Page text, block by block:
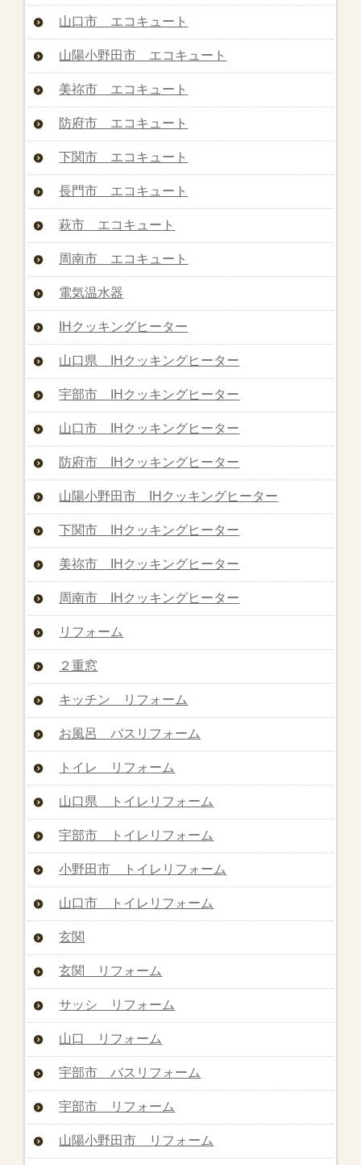
山口市 エコキュート
山陽小野田市 エコキュート
美祢市 エコキュート
防府市 エコキュート
下関市 エコキュート
長門市 エコキュート
萩市 エコキュート
周南市 エコキュート
電気温水器
IHクッキングヒーター
山口県 IHクッキングヒーター
宇部市 IHクッキングヒーター
山口市 IHクッキングヒーター
防府市 IHクッキングヒーター
山陽小野田市 IHクッキングヒーター
下関市 IHクッキングヒーター
美祢市 IHクッキングヒーター
周南市 IHクッキングヒーター
リフォーム
２重窓
キッチン リフォーム
お風呂 バスリフォーム
トイレ リフォーム
山口県 トイレリフォーム
宇部市 トイレリフォーム
小野田市 トイレリフォーム
山口市 トイレリフォーム
玄関
玄関 リフォーム
サッシ リフォーム
山口 リフォーム
宇部市 バスリフォーム
宇部市 リフォーム
山陽小野田市 リフォーム